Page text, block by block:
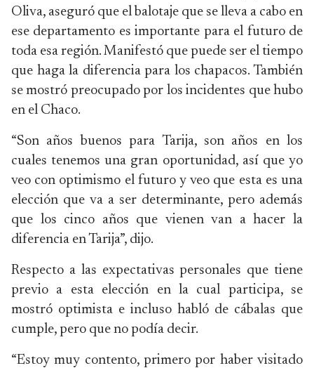
Oliva, aseguró que el balotaje que se lleva a cabo en
ese departamento es importante para el futuro de
toda esa región. Manifestó que puede ser el tiempo
que haga la diferencia para los chapacos. También
se mostró preocupado por los incidentes que hubo
en el Chaco.
“Son años buenos para Tarija, son años en los
cuales tenemos una gran oportunidad, así que yo
veo con optimismo el futuro y veo que esta es una
elección que va a ser determinante, pero además
que los cinco años que vienen van a hacer la
diferencia en Tarija”, dijo.
Respecto a las expectativas personales que tiene
previo a esta elección en la cual participa, se
mostró optimista e incluso habló de cábalas que
cumple, pero que no podía decir.
“Estoy muy contento, primero por haber visitado